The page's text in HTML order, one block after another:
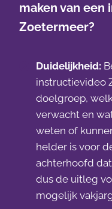
maken van een
Zoetermeer?
Duidelijkheid:
instructievideo
doelgroep,
verwacht en
weten of
helder is voor
achterhoofd
dus de uitleg
mogelijk